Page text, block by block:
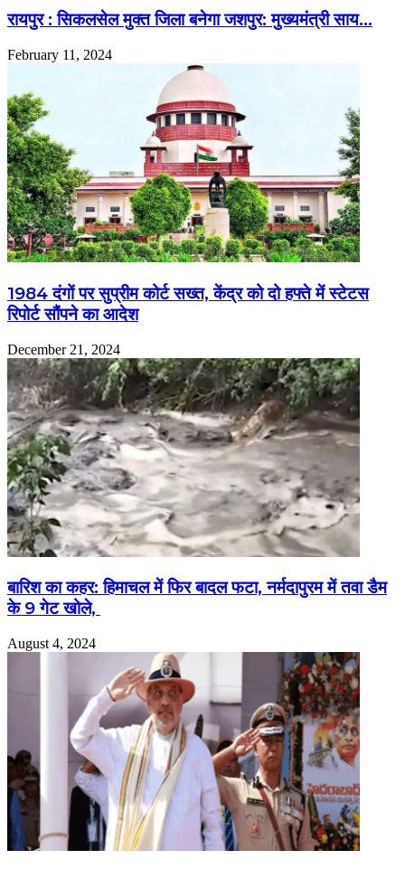
रायपुर : सिकलसेल मुक्त जिला बनेगा जशपुर: मुख्यमंत्री साय…
February 11, 2024
1984 दंगों पर सुप्रीम कोर्ट सख्त, केंद्र को दो हफ्ते में स्टेटस
रिपोर्ट सौंपने का आदेश
December 21, 2024
बारिश का कहर: हिमाचल में फिर बादल फटा, नर्मदापुरम में तवा डैम
के 9 गेट खोले,
August 4, 2024